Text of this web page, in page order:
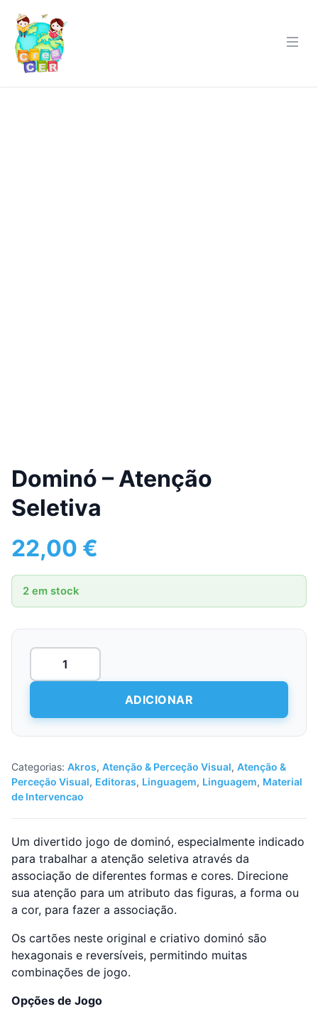
Dominó – Atenção
Seletiva
22,00 €
2 em stock
Quantidade
Dominó
Atenção
ADICIONAR
Categorias: Akros, Atenção & Perceção Visual, Atenção &
Perceção Visual, Editoras, Linguagem, Linguagem, Material
de Intervencao
Um divertido jogo de dominó, especialmente indicado
para trabalhar a atenção seletiva através da
associação de diferentes formas e cores. Direcione
sua atenção para um atributo das figuras, a forma ou
a cor, para fazer a associação.
Os cartões neste original e criativo dominó são
hexagonais e reversíveis, permitindo muitas
combinações de jogo.
Opções de Jogo